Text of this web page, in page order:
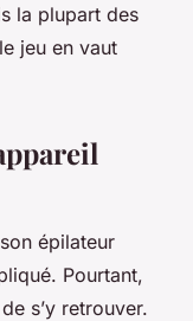
la plupart des
jeu en vaut
épilateur
Pourtant,
s’y retrouver.